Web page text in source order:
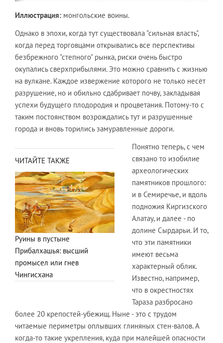
Иллюстрация: монгольские воины.
Однако в эпохи, когда тут существовала "сильная власть",
когда перед торговцами открывались все перспективы
безбрежного "степного" рынка, риски очень быстро
окупались сверхприбылями. Это можно сравнить с жизнью
на вулкане. Каждое извержение которого не только несёт
разрушение, но и обильно сдабривает почву, закладывая
успехи будущего плодородия и процветания. Потому-то с
таким постоянством возрождались тут и разрушенные
города и вновь торились замуравленные дороги.
ЧИТАЙТЕ ТАКЖЕ
Руины в пустыне
Прибалхашья: высший
промысел или гнев
Чингисхана
Понятно теперь, с чем
связано то изобилие
археологических
памятников прошлого:
и в Семиречье, и вдоль
подножия Киргизского
Алатау, и далее - по
долине Сырдарьи. И то,
что эти памятники
имеют весьма
характерный облик.
Известно, например,
что в окрестностях
Тараза разбросано
более 20 крепостей-убежищ. Ныне - это с трудом
читаемые периметры оплывших глиняных стен-валов. А
когда-то такие укрепления, куда при малейшей опасности